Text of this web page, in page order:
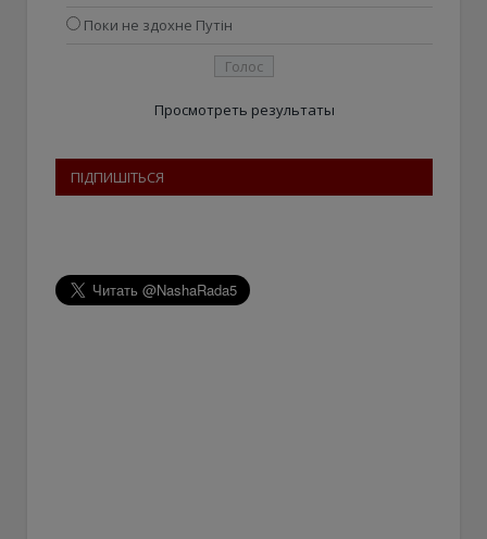
Поки не здохне Путін
Просмотреть результаты
ПІДПИШІТЬСЯ